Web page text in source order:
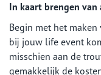
In kaart brengen van
Begin met het
bij jouw life event
misschien aan de
gemakkelijk de